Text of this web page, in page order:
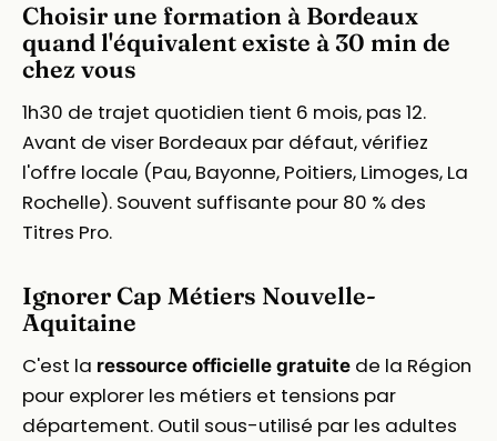
Choisir une formation à Bordeaux
quand l'équivalent existe à 30 min de
chez vous
1h30 de trajet quotidien tient 6 mois, pas 12.
Avant de viser Bordeaux par défaut, vérifiez
l'offre locale (Pau, Bayonne, Poitiers, Limoges, La
Rochelle). Souvent suffisante pour 80 % des
Titres Pro.
Ignorer Cap Métiers Nouvelle-
Aquitaine
C'est la ressource officielle gratuite de la Région
pour explorer les métiers et tensions par
département. Outil sous-utilisé par les adultes